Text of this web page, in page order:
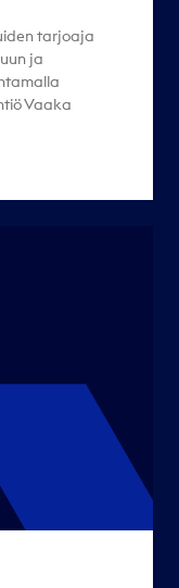
tarjoaja
ja
Vaaka